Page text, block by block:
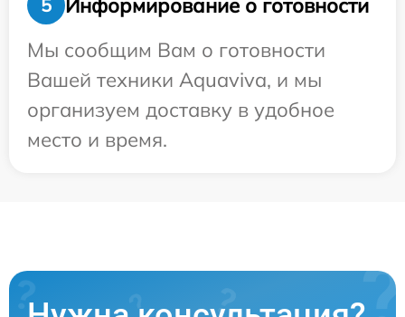
5
Информирование о готовности
Мы сообщим Вам о готовности
Вашей техники Aquaviva, и мы
организуем доставку в удобное
место и время.